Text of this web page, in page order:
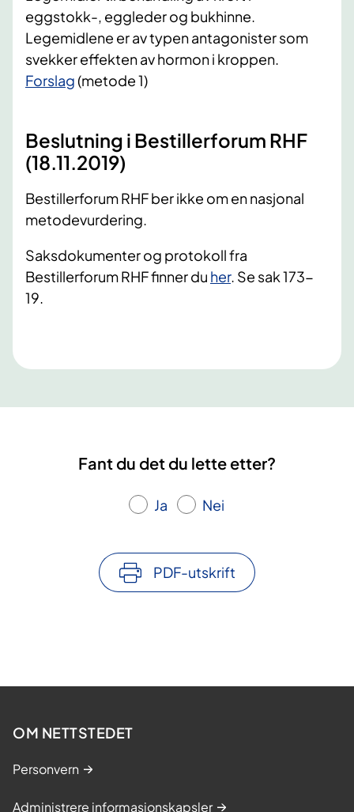
eggstokk-, eggleder og bukhinne.
Legemidlene er av typen antagonister som
svekker effekten av hormon i kroppen.
​Forslag(metode 1)
Beslutning i Bestillerforum RHF
(18.11.2019)
Bestillerforum RHF ber ikke om en nasjonal
metodevurdering.
Saksdokumenter og protokoll fra
Bestillerforum RHF finner du her. Se sak 173-
19.
Fant du det du lette etter?
Ja Nei
PDF-utskrift
OM NETTSTEDET
Personvern
Administrere informasjonskapsler